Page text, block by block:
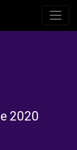
2020